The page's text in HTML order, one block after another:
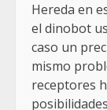
Hereda en
el dinobot
caso un
mismo
receptores